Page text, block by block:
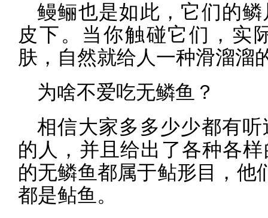
鳗鲡也是如此，它们的
皮下。当你触碰它们，实
肤，自然就给人一种滑溜溜
为啥不爱吃无鳞鱼？
相信大家多多少少都有
的人，并且给出了各种各
的无鳞鱼都属于鲇形目，他
都是鲇鱼。